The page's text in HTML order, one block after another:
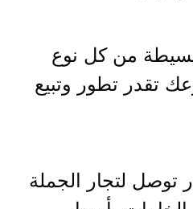
بسيطة من كل نوع
تقدر تطور وتبيع
توصل لتجار الجملة